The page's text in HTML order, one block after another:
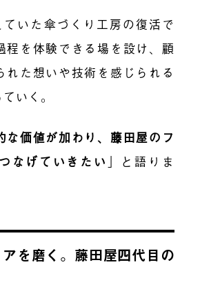
いた傘づくり工房の復活で
程を体験できる場を設け、顧
れた想いや技術を感じられる
いく。
な価値が加わり、藤田屋のフ
なげていきたい 」
と語りま
を磨く。藤田屋四代目の